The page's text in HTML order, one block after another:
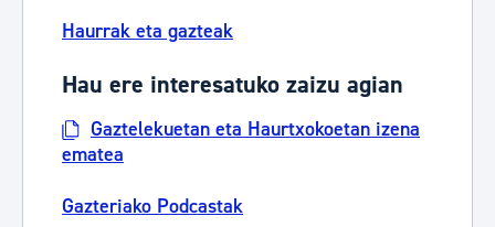
Haurrak eta gazteak
Hau ere interesatuko zaizu agian
Gaztelekuetan eta Haurtxokoetan izena
ematea
Gazteriako Podcastak